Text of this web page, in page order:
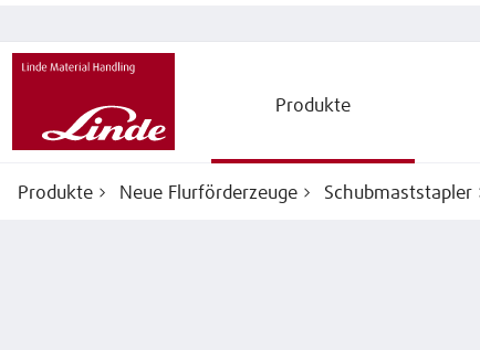
Produkte
Produkte Neue Flurförderzeuge Schubmaststapler